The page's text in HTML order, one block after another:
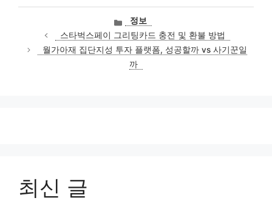
카
테
고
리
정보
스타벅스페이 그리팅카드 충전 및 환불 방법
월가아재 집단지성 투자 플랫폼, 성공할까 vs 사기꾼일
까
최신 글